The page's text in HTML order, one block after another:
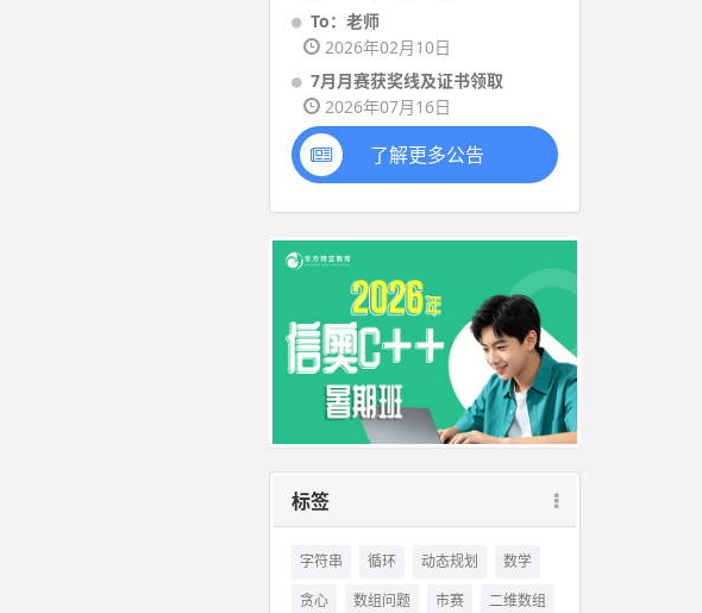
To：老师
2026年02月10日
7月月赛获奖线及证书领取
2026年07月16日
了解更多公告
标签
字符串 循环 动态规划
数学
贪心
数组问题 市赛 二维数组